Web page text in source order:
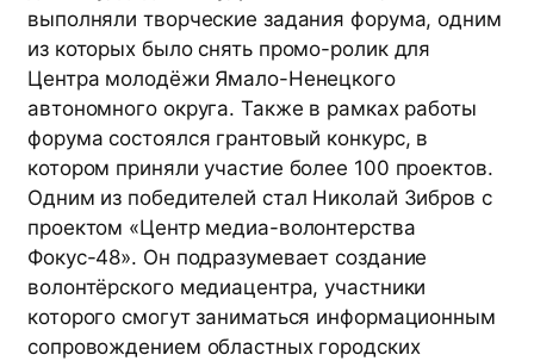
выполняли творческие задания форума, одним
из которых было снять промо-ролик для
Центра молодëжи Ямало-Ненецкого
автономного округа. Также в рамках работы
форума состоялся грантовый конкурс, в
котором приняли участие более 100 проектов.
Одним из победителей стал Николай Зибров с
проектом «Центр медиа-волонтерства
Фокус-48». Он подразумевает создание
волонтёрского медиацентра, участники
которого смогут заниматься информационным
сопровождением областных городских